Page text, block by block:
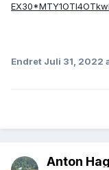
Endret Juli 31, 2022
Anton